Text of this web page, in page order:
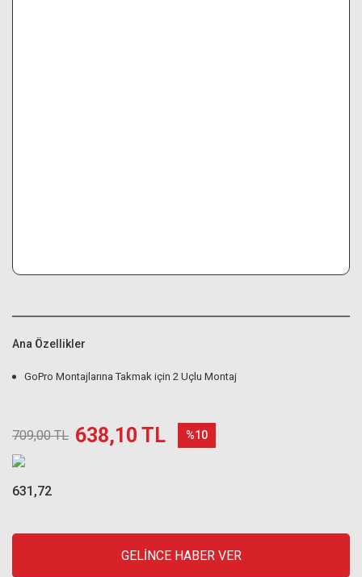
Ana Özellikler
GoPro Montajlarına Takmak için 2 Uçlu Montaj
709,00 TL 638,10 TL %10
631,72
GELİNCE HABER VER